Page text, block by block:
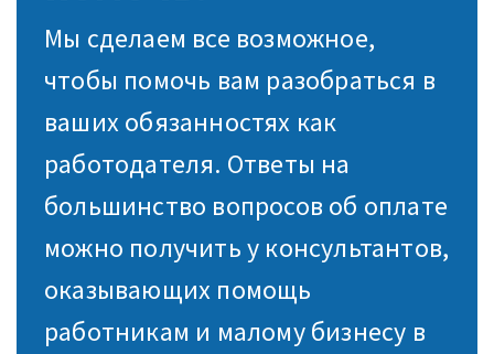
Мы сделаем все возможное,
чтобы помочь вам разобраться в
ваших обязанностях как
работодателя. Ответы на
большинство вопросов об оплате
можно получить у консультантов,
оказывающих помощь
работникам и малому бизнесу в